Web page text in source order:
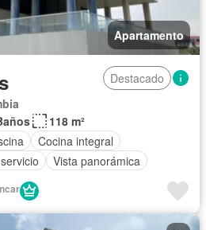
Apartamento
Destacado
118 m²
Cocina integral
Vista panorámica